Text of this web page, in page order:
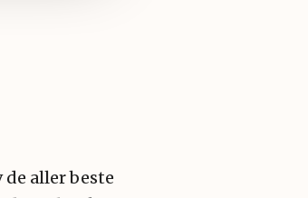
aller beste